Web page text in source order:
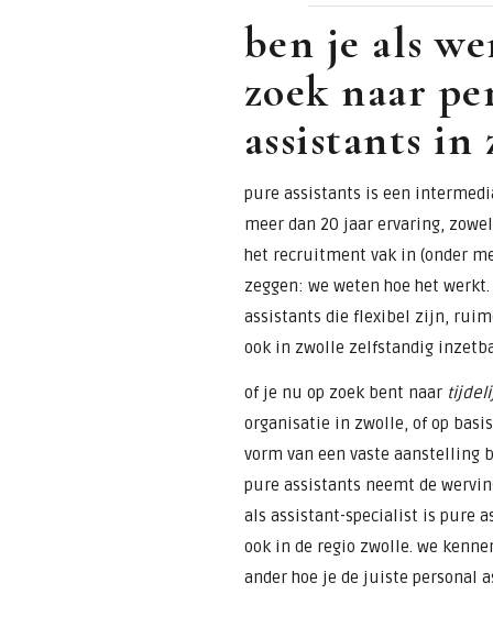
secretaresses
ben je als
zoek naar
assistants in
pure assistants is een
meer dan 20 jaar ervaring,
het recruitment vak in (onder
zeggen: we weten hoe het
assistants die flexibel zijn,
ook in zwolle zelfstandig
of je nu op zoek bent naar
organisatie in zwolle, of op
vorm van een vaste aanstelling
pure assistants neemt de
als assistant-specialist is pure
ook in de regio zwolle. we
ander hoe je de juiste personal